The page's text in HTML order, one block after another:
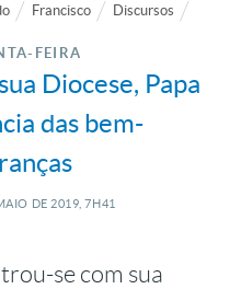
Francisco Discursos
FEIRA
Diocese, Papa
das bem-
DE 2019, 7H41
se com sua